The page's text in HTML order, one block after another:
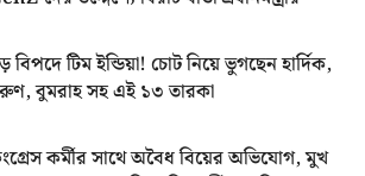
বিপদে টিম ইন্ডিয়া! চোট নিয়ে ভুগছেন হার্দিক,
বুমরাহ সহ এই ১৩ তারকা
কর্মীর সাথে অবৈধ বিয়ের অভিযোগ, মুখ